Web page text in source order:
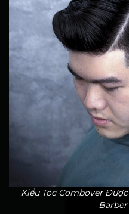
Kiểu Tóc Combover